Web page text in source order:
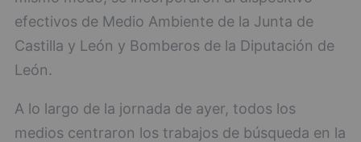
efectivos de Medio Ambiente de la Junta de
Castilla y León y Bomberos de la Diputación de
León.
A lo largo de la jornada de ayer, todos los
medios centraron los trabajos de búsqueda en la